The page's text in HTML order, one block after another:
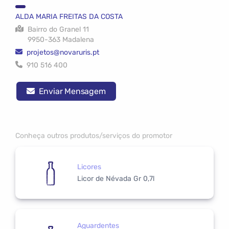
ALDA MARIA FREITAS DA COSTA
Bairro do Granel 11
9950-363 Madalena
projetos@novaruris.pt
910 516 400
Enviar Mensagem
Conheça outros produtos/serviços do promotor
Licores
Licor de Névada Gr 0,7l
Aguardentes